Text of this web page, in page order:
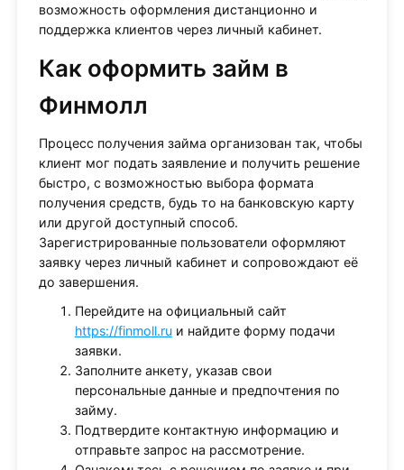
возможность оформления дистанционно и
поддержка клиентов через личный кабинет.
Как оформить займ в
Финмолл
Процесс получения займа организован так, чтобы
клиент мог подать заявление и получить решение
быстро, с возможностью выбора формата
получения средств, будь то на банковскую карту
или другой доступный способ.
Зарегистрированные пользователи оформляют
заявку через личный кабинет и сопровождают её
до завершения.
Перейдите на официальный сайт
https://finmoll.ruи найдите форму подачи
заявки.
Заполните анкету, указав свои
персональные данные и предпочтения по
займу.
Подтвердите контактную информацию и
отправьте запрос на рассмотрение.